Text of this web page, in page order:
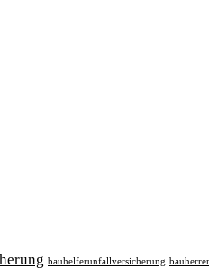
bauhelferunfallversicherung